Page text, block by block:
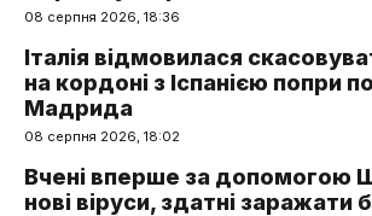
08 серпня 2026, 18:36
Італія відмовилася
на кордоні з Іспанією попри
Мадрида
08 серпня 2026, 18:02
Вчені вперше за допомогою
нові віруси, здатні заражати